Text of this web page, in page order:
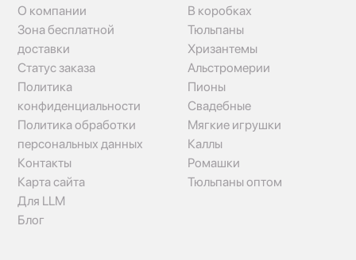
О компании
Зона бесплатной
доставки
Статус заказа
Политика
конфиденциальности
Политика обработки
персональных данных
Контакты
Карта сайта
Для LLM
Блог
В коробках
Тюльпаны
Хризантемы
Альстромерии
Пионы
Свадебные
Мягкие игрушки
Каллы
Ромашки
Тюльпаны оптом